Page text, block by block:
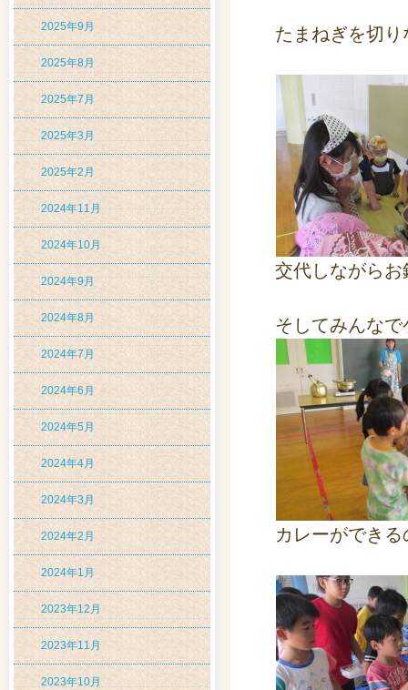
2025年9月
2025年8月
2025年7月
2025年3月
2025年2月
2024年11月
2024年10月
2024年9月
2024年8月
2024年7月
2024年6月
2024年5月
2024年4月
2024年3月
2024年2月
2024年1月
2023年12月
2023年11月
2023年10月
たまねぎを切
交代しながら
そしてみんな
カレーができ